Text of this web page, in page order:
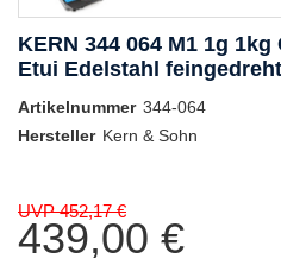
KERN 344 064 M1 1g
Etui Edelstahl feingedreht
Artikelnummer 344-064
Hersteller Kern & Sohn
UVP 452,17 €
439,00 €